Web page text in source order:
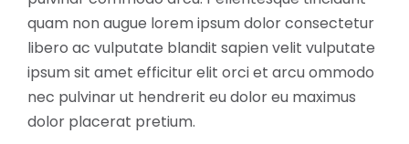
quam non augue lorem ipsum dolor consectetur
libero ac vulputate blandit sapien velit vulputate
ipsum sit amet efficitur elit orci et arcu ommodo
nec pulvinar ut hendrerit eu dolor eu maximus
dolor placerat pretium.